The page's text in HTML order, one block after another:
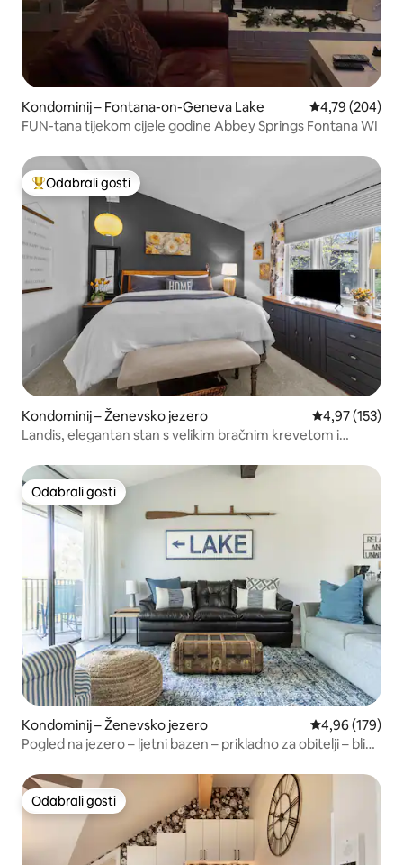
Kondominij – Fontana-on-Geneva Lake Prosječna
4,79 (204)
FUN-tana tijekom cijele godine Abbey Springs Fontana WI
Među najviše rangiranima s oznakom „Odabrali gosti”
Odabrali gosti
Kondominij – Ženevsko jezero Prosječna
4,97 (153)
Landis, elegantan stan s velikim bračnim krevetom i
Odabrali gosti
Odabrali gosti
Kondominij – Ženevsko jezero Prosječna
4,96 (179)
Pogled na jezero – ljetni bazen – prikladno za obitelji – blizu
Odabrali gosti
Odabrali gosti